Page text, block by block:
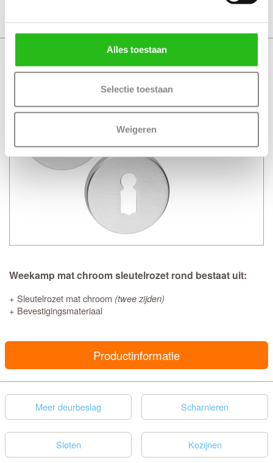
Alles toestaan
Selectie toestaan
Weigeren
Weekamp Link mat chrome sleutelrozet rond
Weekamp mat chroom sleutelrozet rond bestaat uit:
+ Sleutelrozet mat chroom (twee zijden)
+ Bevestigingsmateriaal
Productinformatie
Meer deurbeslag Scharnieren
Sloten Kozijnen